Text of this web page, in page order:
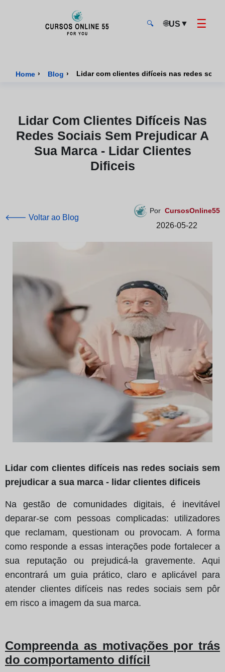
🔍 🌐US ▼ ☰
Home › Blog › Lidar com clientes difíceis nas redes
Lidar Com Clientes Difíceis Nas
Redes Sociais Sem Prejudicar A
Sua Marca - Lidar Clientes
Dificeis
🡐 Voltar ao Blog
Por CursosOnline55
2026-05-22
Lidar com clientes difíceis nas redes sociais sem
prejudicar a sua marca - lidar clientes dificeis
Na gestão de comunidades digitais, é inevitável
deparar-se com pessoas complicadas: utilizadores
que reclamam, questionam ou provocam. A forma
como responde a essas interações pode fortalecer a
sua reputação ou prejudicá-la gravemente. Aqui
encontrará um guia prático, claro e aplicável para
atender clientes difíceis nas redes sociais sem pôr
em risco a imagem da sua marca.
Compreenda as motivações por trás
do comportamento difícil